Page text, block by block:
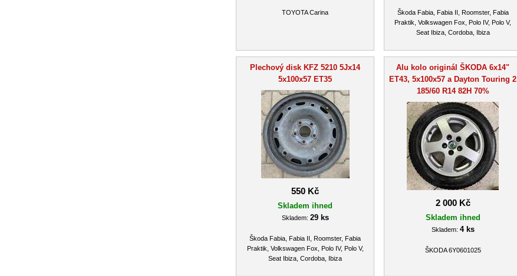
TOYOTA Carina
Škoda Fabia, Fabia II, Roomster, Fabia
Praktik, Volkswagen Fox, Polo IV, Polo V,
Seat Ibiza, Cordoba, Ibiza
Plechový disk KFZ 5210 5Jx14
5x100x57 ET35
550 Kč
Skladem ihned
Skladem: 29 ks
Škoda Fabia, Fabia II, Roomster, Fabia
Praktik, Volkswagen Fox, Polo IV, Polo V,
Seat Ibiza, Cordoba, Ibiza
Alu kolo originál ŠKODA 6x14"
ET43, 5x100x57 a Dayton Touring 2
185/60 R14 82H 70%
2 000 Kč
Skladem ihned
Skladem: 4 ks
ŠKODA 6Y0601025